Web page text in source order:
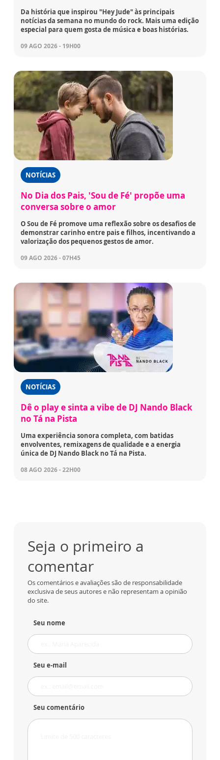
Da história que inspirou "Hey Jude" às principais
notícias da semana no mundo do rock. Mais uma edição
especial para quem gosta de música e boas histórias.
09 AGO 2026 - 19H00
NOTÍCIAS
No Dia dos Pais, 'Sou de Fé' propõe uma
conversa sobre o amor
O Sou de Fé promove uma reflexão sobre os desafios de
demonstrar carinho entre pais e filhos, incentivando a
valorização dos pequenos gestos de amor.
09 AGO 2026 - 07H45
NOTÍCIAS
Dê o play e sinta a vibe de DJ Nando Black
no Tá na Pista
Uma experiência sonora completa, com batidas
envolventes, remixagens de qualidade e a energia
única de DJ Nando Black no Tá na Pista.
08 AGO 2026 - 22H00
Seja o primeiro a
comentar
Os comentários e avaliações são de responsabilidade
exclusiva de seus autores e não representam a opinião
do site.
Seu nome
Seu e-mail
Seu comentário